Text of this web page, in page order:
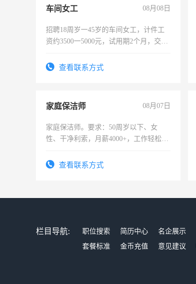
车间女工 08月08日
招聘18周岁一45岁的车间女工，计件工
资约3500一5000元，试用期2个月，交五
查看联系方式
家庭保洁师 08月07日
家庭保洁师。要求：50周岁以下、女
性、干净利索，月薪4000+，工作轻松，
太太等。查看联系方式
栏目导航: 职位搜索 简历中心 名企展示
套餐标准
金币充值 意见建议